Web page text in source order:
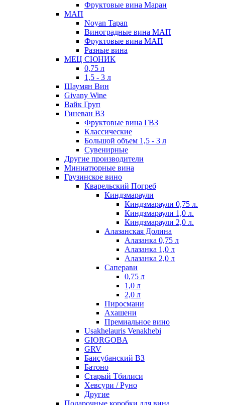
Фруктовые вина Маран
МАП
Noyan Tapan
Виноградные вина МАП
Фруктовые вина МАП
Разные вина
МЕЦ СЮНИК
0,75 л
1,5 - 3 л
Шаумян Вин
Givany Wine
Вайк Груп
Гиневан ВЗ
Фруктовые вина ГВЗ
Классические
Большой объем 1,5 - 3 л
Сувенирные
Другие производители
Миниатюрные вина
Грузинское вино
Кварельский Погреб
Киндзмараули
Киндзмараули 0,75 л.
Киндзмараули 1,0 л.
Киндзмараули 2,0 л.
Алазанская Долина
Алазанка 0,75 л
Алазанка 1,0 л
Алазанка 2,0 л
Саперави
0,75 л
1,0 л
2,0 л
Пиросмани
Ахашени
Премиальное вино
Usakhelauris Venakhebi
GIORGOBA
GRV
Баисубанский ВЗ
Батоно
Старый Тбилиси
Хевсури / Руно
Другие
Подарочные коробки для вина